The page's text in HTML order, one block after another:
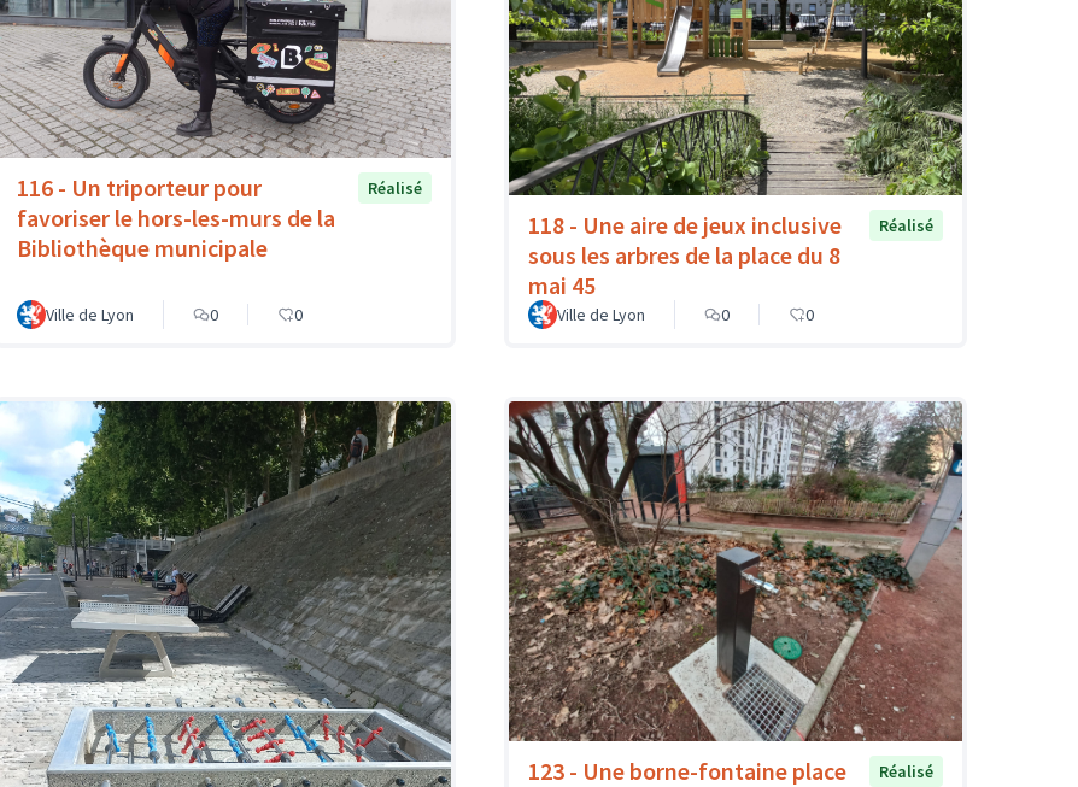
116 - Un triporteur pour
favoriser le hors-les-murs de la
Bibliothèque municipale
Réalisé
Ville de Lyon 0 0
118 - Une aire de jeux inclusive
sous les arbres de la place du 8
mai 45
Réalisé
Ville de Lyon 0 0
123 - Une borne-fontaine place
Réalisé